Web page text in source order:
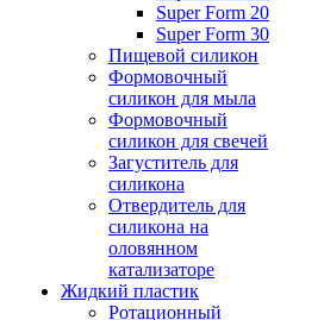
Super Form 20
Super Form 30
Пищевой силикон
Формовочный
силикон для мыла
Формовочный
силикон для свечей
Загуститель для
силикона
Отвердитель для
силикона на
оловянном
катализаторе
Жидкий пластик
Ротационный